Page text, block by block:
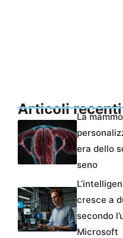
Articoli recenti
La
era dello
seno
cresce a
secondo
Microsoft